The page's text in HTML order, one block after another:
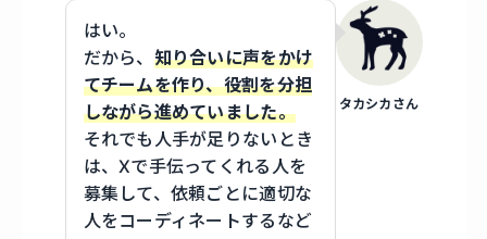
タカシカさん
はい。
だから、 知り合いに声をかけ
てチームを作り、役割を分担
しながら進めていました。
それでも人手が足りないとき
は、Xで手伝ってくれる人を
募集して、依頼ごとに適切な
人をコーディネートするなど